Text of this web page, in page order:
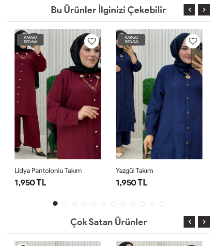
Bu Ürünler İlginizi Çekebilir
KARGO
BEDAVA
Lidya Pantolonlu Takım
1,950 TL
KARGO
BEDAVA
Yazgül Takım
1,950 TL
Çok Satan Ürünler